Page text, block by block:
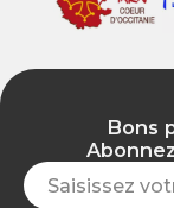
Bons